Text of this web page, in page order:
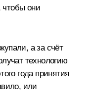
чтобы они
а за счёт
технологию
года принятия
или